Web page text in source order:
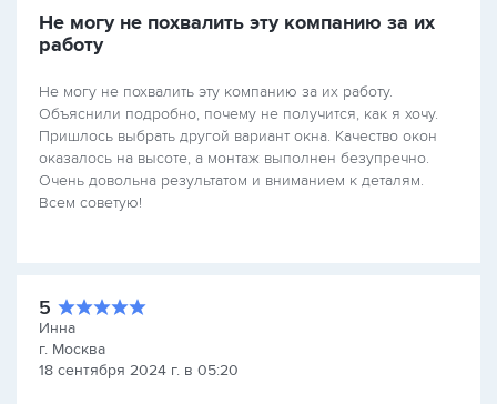
Не могу не похвалить эту компанию за их
работу
Не могу не похвалить эту компанию за их работу.
Объяснили подробно, почему не получится, как я хочу.
Пришлось выбрать другой вариант окна. Качество окон
оказалось на высоте, а монтаж выполнен безупречно.
Очень довольна результатом и вниманием к деталям.
Всем советую!
5
Инна
г. Москва
18 сентября 2024 г. в 05:20